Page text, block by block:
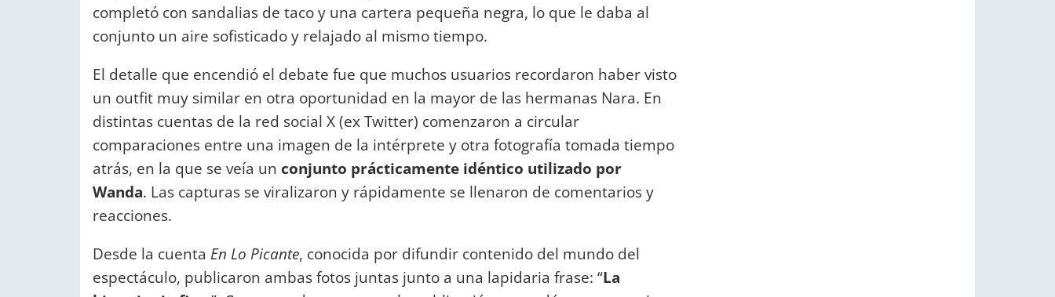
completó con sandalias de taco y una cartera pequeña negra, lo que le daba al
conjunto un aire sofisticado y relajado al mismo tiempo.
El detalle que encendió el debate fue que muchos usuarios recordaron haber visto
un outfit muy similar en otra oportunidad en la mayor de las hermanas Nara. En
distintas cuentas de la red social X (ex Twitter) comenzaron a circular
comparaciones entre una imagen de la intérprete y otra fotografía tomada tiempo
atrás, en la que se veía un conjunto prácticamente idéntico utilizado por
Wanda. Las capturas se viralizaron y rápidamente se llenaron de comentarios y
reacciones.
Desde la cuenta En Lo Picante, conocida por difundir contenido del mundo del
espectáculo, publicaron ambas fotos juntas junto a una lapidaria frase: “La